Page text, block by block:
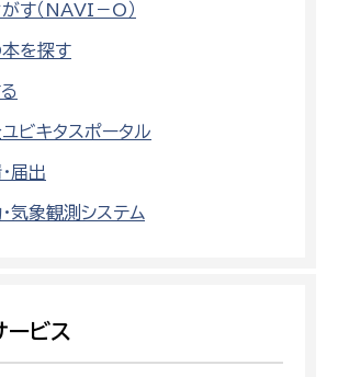
す（NAVI－O）
を探す
ビキタスポータル
届出
気象観測システム
ービス